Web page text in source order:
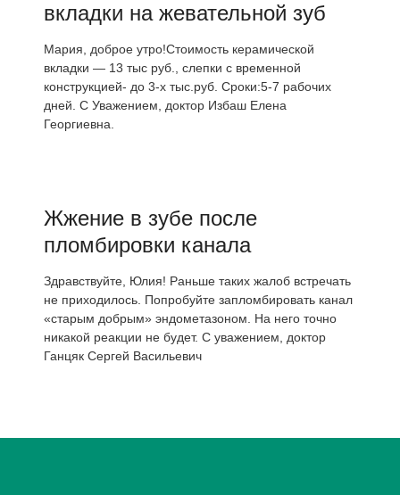
вкладки на жевательной зуб
Мария, доброе утро!Стоимость керамической
вкладки — 13 тыс руб., слепки с временной
конструкцией- до 3-х тыс.руб. Сроки:5-7 рабочих
дней. С Уважением, доктор Избаш Елена
Георгиевна.
Жжение в зубе после
пломбировки канала
Здравствуйте, Юлия! Раньше таких жалоб встречать
не приходилось. Попробуйте запломбировать канал
«старым добрым» эндометазоном. На него точно
никакой реакции не будет. С уважением, доктор
Ганцяк Сергей Васильевич